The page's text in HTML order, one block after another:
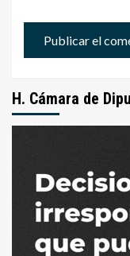
H. Cámara de